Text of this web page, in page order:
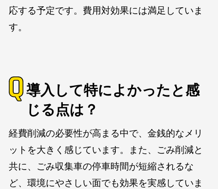
応する予定です。費用対効果には満足していま
す。
導入して特によかったと感
じる点は？
経費削減の必要性が高まる中で、金銭的なメリ
ットを大きく感じています。また、ごみ削減と
共に、ごみ収集車の停車時間が短縮されるな
ど、環境にやさしい面でも効果を実感していま